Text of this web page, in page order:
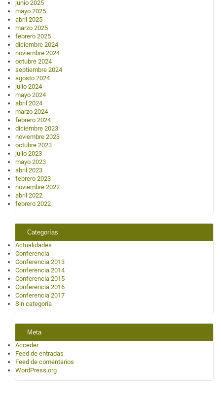
junio 2025
mayo 2025
abril 2025
marzo 2025
febrero 2025
diciembre 2024
noviembre 2024
octubre 2024
septiembre 2024
agosto 2024
julio 2024
mayo 2024
abril 2024
marzo 2024
febrero 2024
diciembre 2023
noviembre 2023
octubre 2023
julio 2023
mayo 2023
abril 2023
febrero 2023
noviembre 2022
abril 2022
febrero 2022
Categorías
Actualidades
Conferencia
Conferencia 2013
Conferencia 2014
Conferencia 2015
Conferencia 2016
Conferencia 2017
Sin categoría
Meta
Acceder
Feed de entradas
Feed de comentarios
WordPress.org